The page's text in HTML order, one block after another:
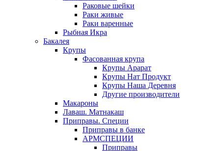
Раковые шейки
Раки живые
Раки варенные
Рыбная Икра
Бакалея
Крупы
Фасованная крупа
Крупы Арарат
Крупы Нат Продукт
Крупы Наша Деревня
Другие производители
Макароны
Лаваш. Матнакаш
Приправы. Специи
Приправы в банке
АРМСПЕЦИИ
Приправы